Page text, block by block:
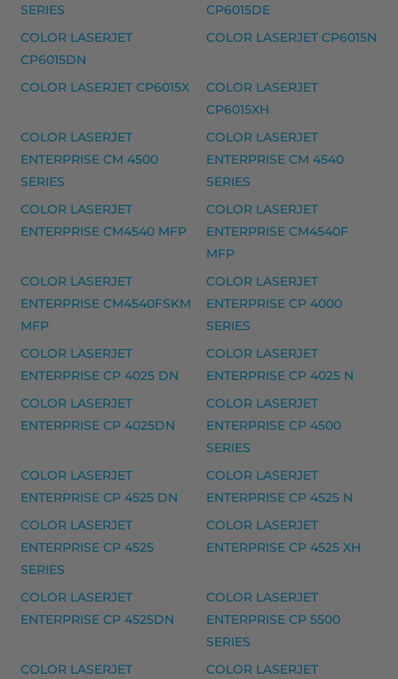
HP 27 mustekasetti, musta – tarvike, premium
HP 27 mustekasetti, musta – tarvike, premium
Yhteensopivat tulostimet
HP 28 mustekasetti, kolmivärinen – tarvike,
HP 28 mustekasetti, kolmivärinen – tarvike, premium
DESKJET 3300, DESKJET 3300 SERIES, DESKJET
HP 27X laserkasetti, musta – tarvike, premium
HP 27X laserkasetti, musta – tarvike, premium
Yhteensopivat tulostimet
3512 T, 3522 T, 4050 EX MICR, 4050 SECURE EX
HP 29X laserkasetti, musta – tarvike, premium
HP 29X laserkasetti, musta – tarvike, premium
Yhteensopivat tulostimet
HP musteet
HP 300 mustekasetti, kolmivärinen – tarvike,
HP 300 mustekasetti, musta – tarvike, premium
HP 300XL mustekasetti, kolmivärinen – tarvike,
HP 300XL mustekasetti, musta – tarvike, premium
SERIES
CP6015DE
COLOR LASERJET
CP6015DN
COLOR LASERJET CP6015N
COLOR LASERJET CP6015X
COLOR LASERJET
CP6015XH
COLOR LASERJET
ENTERPRISE CM 4500
SERIES
COLOR LASERJET
ENTERPRISE CM 4540
SERIES
COLOR LASERJET
ENTERPRISE CM4540 MFP
COLOR LASERJET
ENTERPRISE CM4540F
MFP
COLOR LASERJET
ENTERPRISE CM4540FSKM
MFP
COLOR LASERJET
ENTERPRISE CP 4000
SERIES
COLOR LASERJET
ENTERPRISE CP 4025 DN
COLOR LASERJET
ENTERPRISE CP 4025 N
COLOR LASERJET
ENTERPRISE CP 4025DN
COLOR LASERJET
ENTERPRISE CP 4500
SERIES
COLOR LASERJET
ENTERPRISE CP 4525 DN
COLOR LASERJET
ENTERPRISE CP 4525 N
COLOR LASERJET
ENTERPRISE CP 4525
SERIES
COLOR LASERJET
ENTERPRISE CP 4525 XH
COLOR LASERJET
ENTERPRISE CP 4525DN
COLOR LASERJET
ENTERPRISE CP 5500
SERIES
COLOR LASERJET
COLOR LASERJET